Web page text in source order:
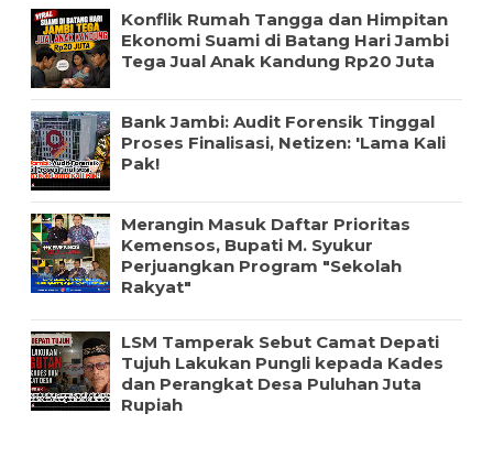
Konflik Rumah Tangga dan Himpitan
Ekonomi Suami di Batang Hari Jambi
Tega Jual Anak Kandung Rp20 Juta
Bank Jambi: Audit Forensik Tinggal
Proses Finalisasi, Netizen: 'Lama Kali
Pak!
Merangin Masuk Daftar Prioritas
Kemensos, Bupati M. Syukur
Perjuangkan Program "Sekolah
Rakyat"
LSM Tamperak Sebut Camat Depati
Tujuh Lakukan Pungli kepada Kades
dan Perangkat Desa Puluhan Juta
Rupiah